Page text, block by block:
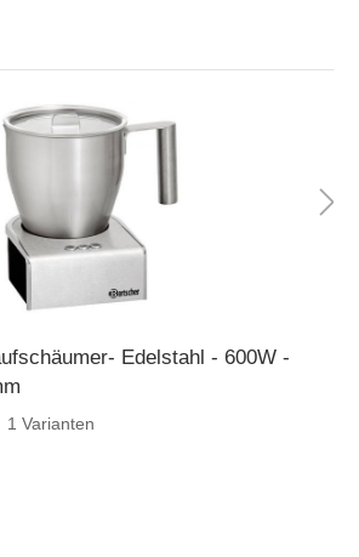
Edelstahl - 600W -
1 Varianten